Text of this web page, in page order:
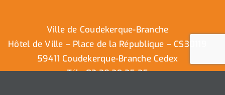
Ville de Coudekerque-Branche
Hôtel de Ville – Place de la République – CS30119
59411 Coudekerque-Branche Cedex
Tél : 03.28.29.25.25